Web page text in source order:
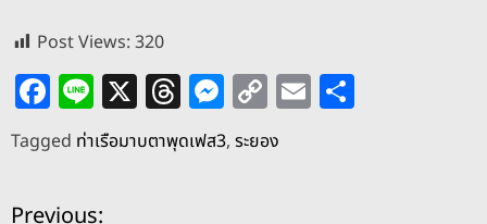
Post Views:320
F
a
c
e
Li
n
e
X T
h
re
M
e
ss
C
o
p
E
m
Tagged ท่าเรือมาบตาพุดเฟส3, ระยอง
Previous: